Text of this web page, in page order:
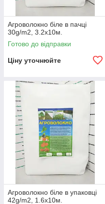
Агроволокно біле в пачці
30g/m2, 3.2х10м.
Готово до відправки
Ціну уточнюйте
Агроволокно біле в упаковці
42g/m2, 1.6х10м.